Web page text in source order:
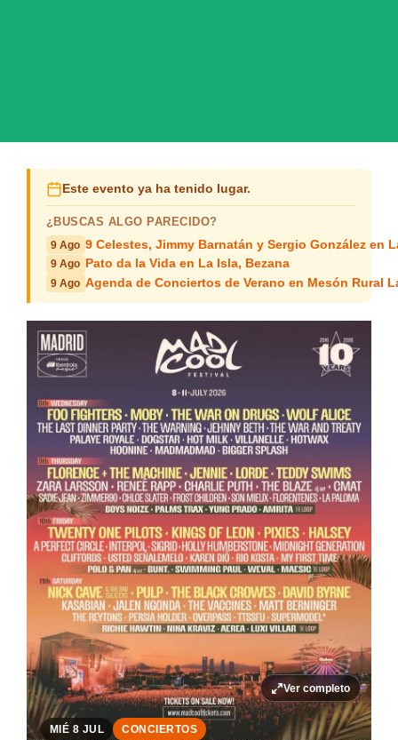
Este evento ya ha tenido lugar.
¿BUSCAS ALGO PARECIDO?
9 Ago 9 Celestes, Jimmy Barnatán y Sergio González en
9 Ago Pato da la Vida en La Isla, Bezana
9 Ago Agenda de Conciertos de Verano en Mesón Rural
Ver completo
MIÉ 8 JUL CONCIERTOS